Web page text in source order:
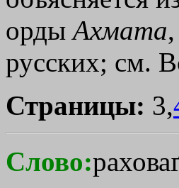
ордыАхмата
русских; см.
Страницы: 3,
Слово: